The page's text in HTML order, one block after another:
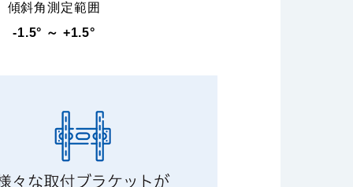
傾斜角測定範囲
-1.5° ～ +1.5°